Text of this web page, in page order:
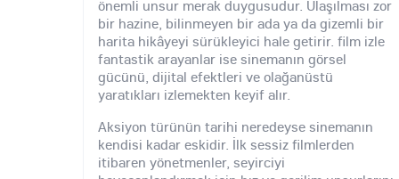
önemli unsur merak duygusudur. Ulaşılması zor
bir hazine, bilinmeyen bir ada ya da gizemli bir
harita hikâyeyi sürükleyici hale getirir. film izle
fantastik arayanlar ise sinemanın görsel
gücünü, dijital efektleri ve olağanüstü
yaratıkları izlemekten keyif alır.
Aksiyon türünün tarihi neredeyse sinemanın
kendisi kadar eskidir. İlk sessiz filmlerden
itibaren yönetmenler, seyirciyi